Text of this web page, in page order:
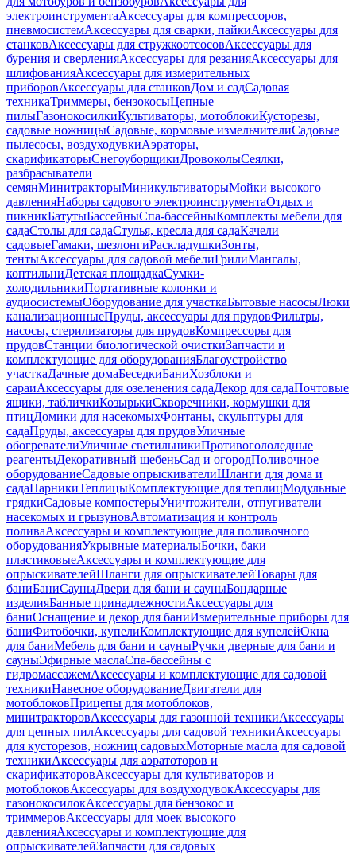
электроинструментаАксессуары для компрессоров,
пневмосистемАксессуары для сварки, пайкиАксессуары для
станковАксессуары для стружкоотсосовАксессуары для
бурения и сверленияАксессуары для резанияАксессуары для
шлифованияАксессуары для измерительных
приборовАксессуары для станковДом и садСадовая
техникаТриммеры, бензокосыЦепные
пилыГазонокосилкиКультиваторы, мотоблокиКусторезы,
садовые ножницыСадовые, кормовые измельчителиСадовые
пылесосы, воздуходувкиАэраторы,
скарификаторыСнегоуборщикиДровоколыСеялки,
разбрасыватели
семянМинитракторыМиникультиваторыМойки высокого
давленияНаборы садового электроинструментаОтдых и
пикникБатутыБассейныСпа-бассейныКомплекты мебели для
садаСтолы для садаСтулья, кресла для садаКачели
садовыеГамаки, шезлонгиРаскладушкиЗонты,
тентыАксессуары для садовой мебелиГрилиМангалы,
коптильниДетская площадкаСумки-
холодильникиПортативные колонки и
аудиосистемыОборудование для участкаБытовые насосыЛюки
канализационныеПруды, аксессуары для прудовФильтры,
насосы, стерилизаторы для прудовКомпрессоры для
прудовСтанции биологической очисткиЗапчасти и
комплектующие для оборудованияБлагоустройство
участкаДачные домаБеседкиБаниХозблоки и
сараиАксессуары для озеленения садаДекор для садаПочтовые
ящики, табличкиКозырькиСкворечники, кормушки для
птицДомики для насекомыхФонтаны, скульптуры для
садаПруды, аксессуары для прудовУличные
обогревателиУличные светильникиПротивогололедные
реагентыДекоративный щебеньСад и огородПоливочное
оборудованиеСадовые опрыскивателиШланги для дома и
садаПарникиТеплицыКомплектующие для теплицМодульные
грядкиСадовые компостерыУничтожители, отпугиватели
насекомых и грызуновАвтоматизация и контроль
поливаАксессуары и комплектующие для поливочного
оборудованияУкрывные материалыБочки, баки
пластиковыеАксессуары и комплектующие для
опрыскивателейШланги для опрыскивателейТовары для
баниБаниСауныДвери для бани и сауныБондарные
изделияБанные принадлежностиАксессуары для
баниОснащение и декор для баниИзмерительные приборы для
баниФитобочки, купелиКомплектующие для купелейОкна
для баниМебель для бани и сауныРучки дверные для бани и
сауныЭфирные маслаСпа-бассейны с
гидромассажемАксессуары и комплектующие для садовой
техникиНавесное оборудованиеДвигатели для
мотоблоковПрицепы для мотоблоков,
минитракторовАксессуары для газонной техникиАксессуары
для цепных пилАксессуары для садовой техникиАксессуары
для кусторезов, ножниц садовыхМоторные масла для садовой
техникиАксессуары для аэратоторов и
скарификаторовАксессуары для культиваторов и
мотоблоковАксессуары для воздуходувокАксессуары для
газонокосилокАксессуары для бензокос и
триммеровАксессуары для моек высокого
давленияАксессуары и комплектующие для
опрыскивателейЗапчасти для садовых